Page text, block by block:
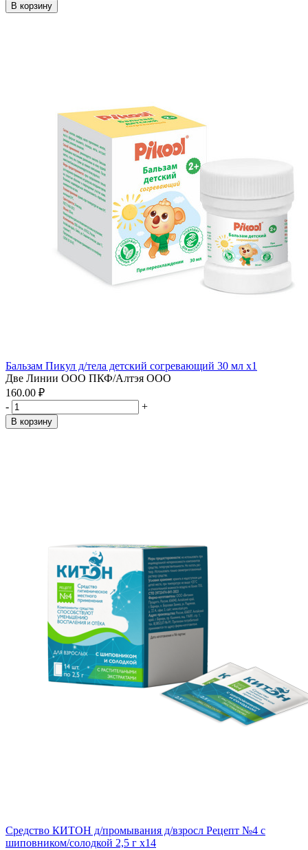
В корзину
Бальзам Пикул д/тела детский согревающий 30 мл x1
Две Линии ООО ПКФ/Алтэя ООО
160.00 ₽
-
+
В корзину
Средство КИТОН д/промывания д/взросл Рецепт №4 с
шиповником/солодкой 2,5 г x14